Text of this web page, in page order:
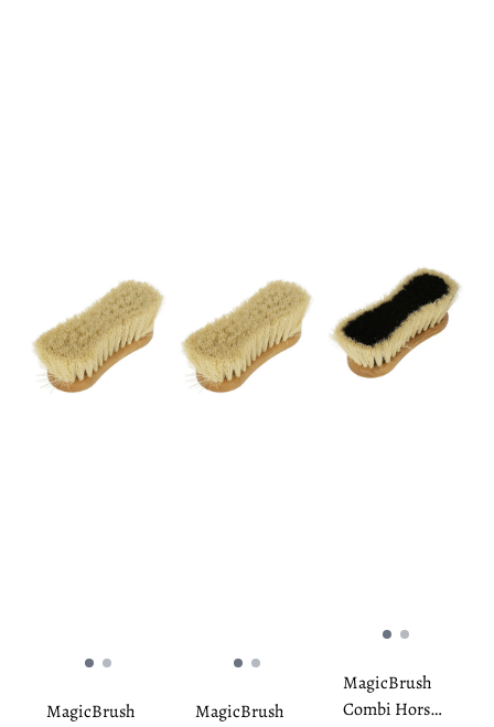
MagicBrush
MagicBrush
MagicBrush
Combi Horse